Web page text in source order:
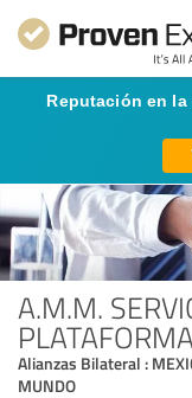
Reputación en
A.M.M.
Alianzas Bilateral :
MUNDO